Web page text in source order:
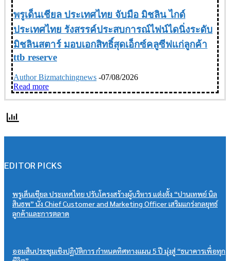
พรูเด็นเชียล ประเทศไทย จับมือ มิชลิน ไกด์
ประเทศไทย รังสรรค์ประสบการณ์ไฟน์ไดนิ่งระดับ
มิชลินสตาร์ มอบเอกสิทธิ์สุดเอ็กซ์คลูซีฟแก่ลูกค้า
ttb reserve
Author Bizmatchingnews -07/08/2026
Read more
EDITOR PICKS
พรูเด็นเชียล ประเทศไทย ปรับโครงสร้างผู้บริหาร แต่งตั้ง “ปานเทพย์ นิล
สินธพ” นั่ง Chief Customer and Marketing Officer เสริมแกร่งกลยุทธ์
ลูกค้าและการตลาด
ออมสินประชุมเชิงปฏิบัติการ กำหนดทิศทางแผน 5 ปี มุ่งสู่ “ธนาคารเพื่อทุก